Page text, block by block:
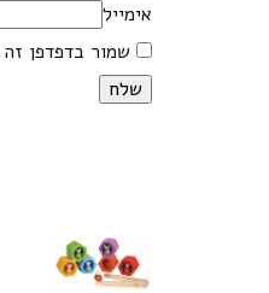
אימייל
שמור בדפדפן